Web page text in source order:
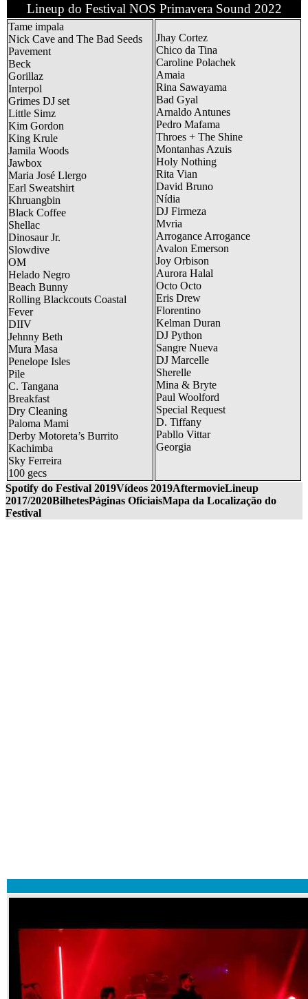
Lineup do Festival NOS Primavera Sound 2022
Tame impala
Nick Cave and The Bad Seeds
Pavement
Beck
Gorillaz
Interpol
Grimes DJ set
Little Simz
Kim Gordon
King Krule
Jamila Woods
Jawbox
Maria José Llergo
Earl Sweatshirt
Khruangbin
Black Coffee
Shellac
Dinosaur Jr.
Slowdive
OM
Helado Negro
Beach Bunny
Rolling Blackcouts Coastal
Fever
DIIV
Jehnny Beth
Mura Masa
Penelope Isles
Pile
C. Tangana
Breakfast
Dry Cleaning
Paloma Mami
Derby Motoreta’s Burrito
Kachimba
Sky Ferreira
100 gecs
Jhay Cortez
Chico da Tina
Caroline Polachek
Amaia
Rina Sawayama
Bad Gyal
Arnaldo Antunes
Pedro Mafama
Throes + The Shine
Montanhas Azuis
Holy Nothing
Rita Vian
David Bruno
Nídia
DJ Firmeza
Mvria
Arrogance Arrogance
Avalon Emerson
Joy Orbison
Aurora Halal
Octo Octo
Eris Drew
Florentino
Kelman Duran
DJ Python
Sangre Nueva
DJ Marcelle
Sherelle
Mina & Bryte
Paul Woolford
Special Request
D. Tiffany
Pabllo Vittar
Georgia
Spotify do Festival 2019Vídeos 2019AftermovieLineup
2017/2020BilhetesPáginas OficiaisMapa da Localização do
Festival